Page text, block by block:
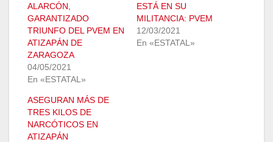
ALARCÓN,
GARANTIZADO
TRIUNFO DEL PVEM EN
ATIZAPÁN DE
ZARAGOZA
04/05/2021
En «ESTATAL»
ESTÁ EN SU
MILITANCIA: PVEM
12/03/2021
En «ESTATAL»
ASEGURAN MÁS DE
TRES KILOS DE
NARCÓTICOS EN
ATIZAPÁN